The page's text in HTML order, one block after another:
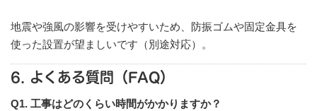
地震や強風の影響を受けやすいため、防振ゴムや固定金具を
使った設置が望ましいです（別途対応）。
6. よくある質問（FAQ）
Q1. 工事はどのくらい時間がかかりますか？